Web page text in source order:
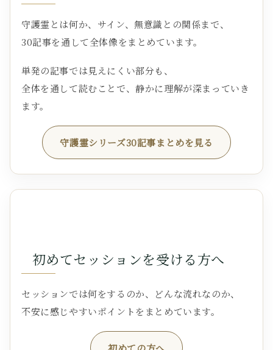
守護霊とは何か、サイン、無意識との関係まで、
30記事を通して全体像をまとめています。
単発の記事では見えにくい部分も、
全体を通して読むことで、静かに理解が深まっていき
ます。
守護霊シリーズ30記事まとめを見る
初めてセッションを受ける方へ
セッションでは何をするのか、どんな流れなのか、
不安に感じやすいポイントをまとめています。